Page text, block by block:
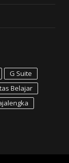
G Suite
Belajar